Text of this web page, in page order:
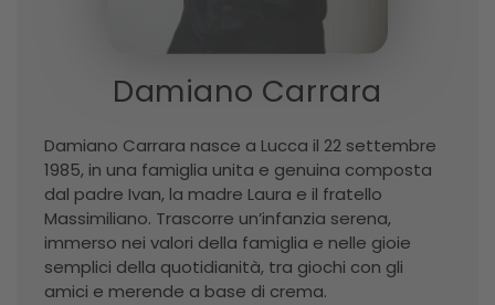
Damiano Carrara
Damiano Carrara nasce a Lucca il 22 settembre
1985, in una famiglia unita e genuina composta
dal padre Ivan, la madre Laura e il fratello
Massimiliano. Trascorre un’infanzia serena,
immerso nei valori della famiglia e nelle gioie
semplici della quotidianità, tra giochi con gli
amici e merende a base di crema.